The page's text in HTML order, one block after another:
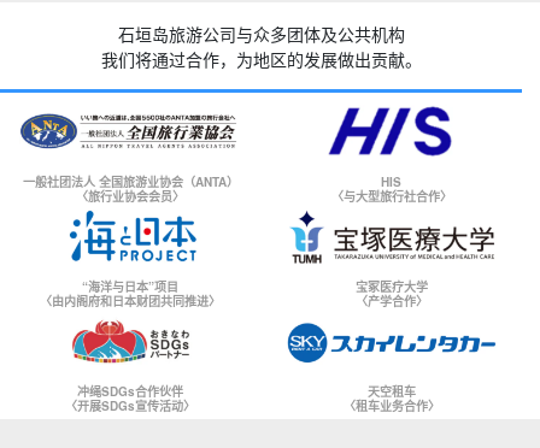
石垣岛旅游公司与众多团体及公共机构
我们将通过合作，为地区的发展做出贡献。
一般社团法人 全国旅游业协会（ANTA）
〈旅行业协会会员〉
HIS
〈与大型旅行社合作〉
“海洋与日本”项目
〈由内阁府和日本财团共同推进〉
宝冢医疗大学
〈产学合作〉
冲绳SDGs合作伙伴
〈开展SDGs宣传活动〉
天空租车
〈租车业务合作〉